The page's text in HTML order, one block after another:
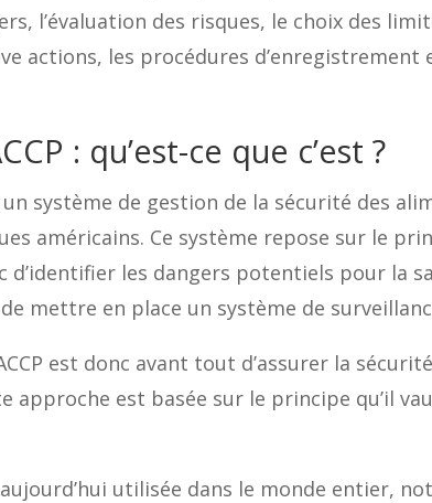
l’évaluation des risques, le choix des
actions, les procédures
: qu’est-ce que c’est ?
système de gestion de la sécurité des
américains. Ce système repose sur le
d’identifier les dangers potentiels pour la
mettre en place un système de
est donc avant tout d’assurer la
approche est basée sur le principe qu’il
aujourd’hui utilisée dans le monde entier,